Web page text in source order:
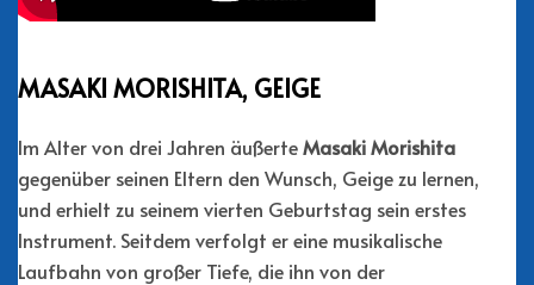
MASAKI MORISHITA, GEIGE
Im Alter von drei Jahren äußerteMasaki Morishita
gegenüber seinen Eltern den Wunsch, Geige zu lernen,
und erhielt zu seinem vierten Geburtstag sein erstes
Instrument. Seitdem verfolgt er eine musikalische
Laufbahn von großer Tiefe, die ihn von der